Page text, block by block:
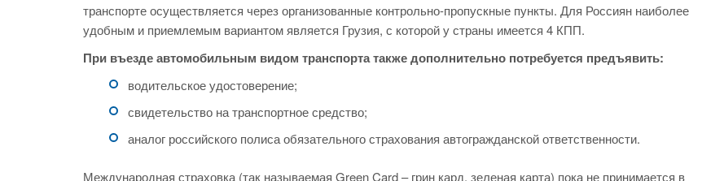
транспорте осуществляется через организованные контрольно-пропускные пункты. Для Россиян наиболее
удобным и приемлемым вариантом является Грузия, с которой у страны имеется 4 КПП.
При въезде автомобильным видом транспорта также дополнительно потребуется предъявить:
водительское удостоверение;
свидетельство на транспортное средство;
аналог российского полиса обязательного страхования автогражданской ответственности.
Международная страховка (так называемая Green Card – грин кард, зеленая карта) пока не принимается в